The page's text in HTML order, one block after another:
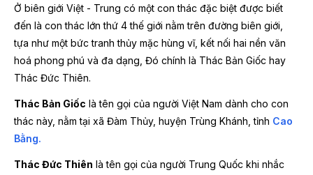
Ở biên giới Việt - Trung có một con thác đặc biệt được biết
đến là con thác lớn thứ 4 thế giới nằm trên đường biên giới,
tựa như một bức tranh thủy mặc hùng vĩ, kết nối hai nền văn
hoá phong phú và đa dạng, Đó chính là Thác Bản Giốc hay
Thác Đức Thiên.
Thác Bản Giốc là tên gọi của người Việt Nam dành cho con
thác này, nằm tại xã Đàm Thủy, huyện Trùng Khánh, tỉnh Cao
Bằng.
Thác Đức Thiên là tên gọi của người Trung Quốc khi nhắc